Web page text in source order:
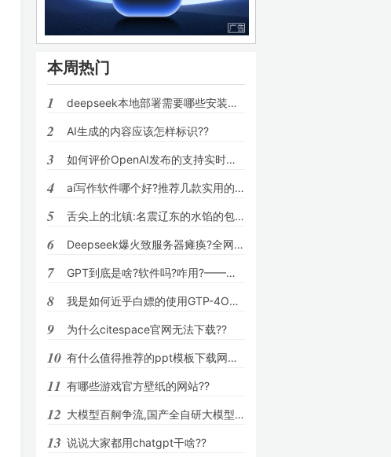
本周热门
1 deepseek本地部署需要哪些安装包??
2 AI生成的内容应该怎样标识??
3 如何评价OpenAI发布的支持实时语音对话的模
4 ai写作软件哪个好?推荐几款实用的ai写文章
5 舌尖上的北镇:名震辽东的水馅的包子,为何会
6 Deepseek爆火致服务器瘫痪?全网最全自救指
7 GPT到底是啥?软件吗?咋用?——纯小白必看?
8 我是如何近乎白嫖的使用GTP-4O模型的??
9 为什么citespace官网无法下载??
10 有什么值得推荐的ppt模板下载网站吗??
11 有哪些游戏官方壁纸的网站??
12 大模型百舸争流,国产全自研大模型如何才能
13 说说大家都用chatgpt干啥??